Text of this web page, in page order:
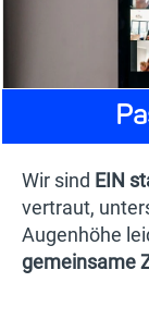
Wir sind EIN
vertraut,
Augenhöhe
gemeinsame